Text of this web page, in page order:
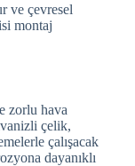
ve çevresel
montaj
zorlu hava
çelik,
çalışacak
dayanıklı